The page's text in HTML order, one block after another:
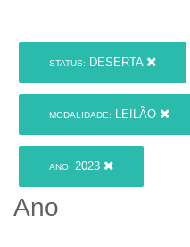
STATUS: DESERTA
MODALIDADE: LEILÃO
ANO: 2023
Ano